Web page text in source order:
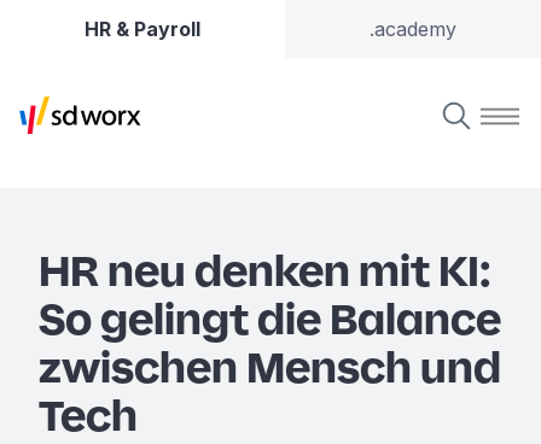
HR & Payroll .academy
HR neu denken mit KI:
So gelingt die Balance
zwischen Mensch und
Tech